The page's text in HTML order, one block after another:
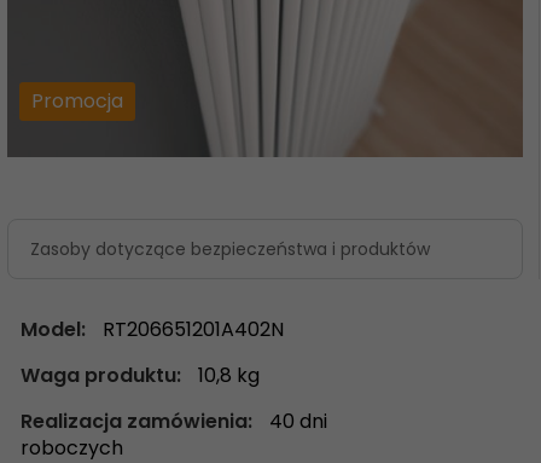
Promocja
Zasoby dotyczące bezpieczeństwa i produktów
Model:
RT206651201A402N
Waga produktu:
10,8 kg
Realizacja zamówienia:
40 dni
roboczych